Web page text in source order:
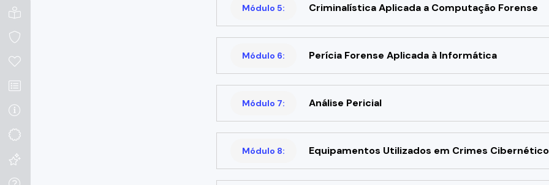
Módulo 5: Criminalística Aplicada a Computação Forense
Módulo 6: Perícia Forense Aplicada à Informática
Módulo 7: Análise Pericial
Módulo 8: Equipamentos Utilizados em Crimes